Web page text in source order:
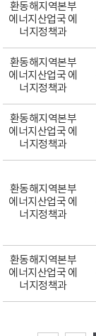
환동해지역본부
에너지산업국 에
너지정책과
환동해지역본부
에너지산업국 에
너지정책과
환동해지역본부
에너지산업국 에
너지정책과
환동해지역본부
에너지산업국 에
너지정책과
환동해지역본부
에너지산업국 에
너지정책과